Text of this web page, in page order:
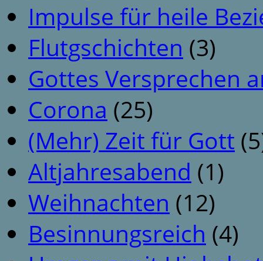
Impulse für heile
Flutgschichten (3)
Gottes Versprechen
Corona (25)
(Mehr) Zeit für Gott
Altjahresabend (1)
Weihnachten (12)
Besinnungsreich (4)